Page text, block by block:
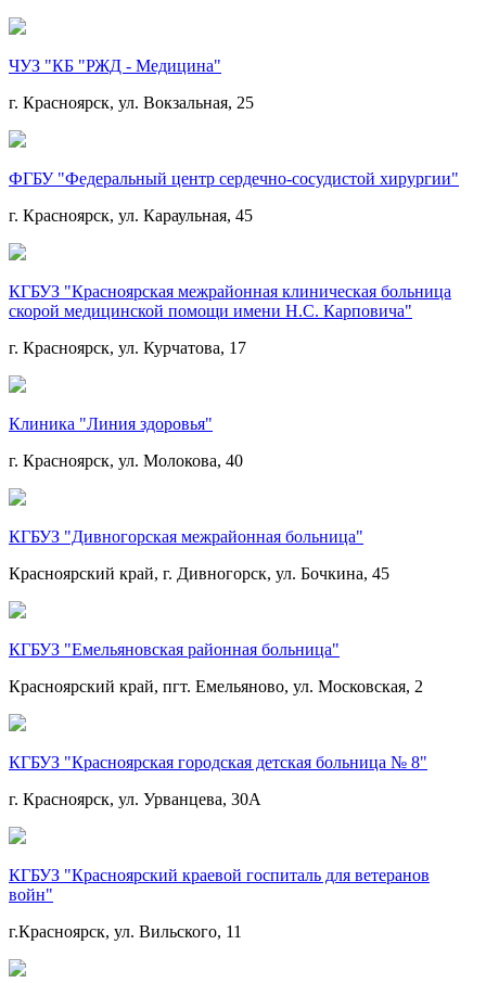
ЧУЗ "КБ "РЖД - Медицина"
г. Красноярск, ул. Вокзальная, 25
ФГБУ "Федеральный центр сердечно-сосудистой хирургии"
г. Красноярск, ул. Караульная, 45
КГБУЗ "Красноярская межрайонная клиническая больница
скорой медицинской помощи имени Н.С. Карповича"
г. Красноярск, ул. Курчатова, 17
Клиника "Линия здоровья"
г. Красноярск, ул. Молокова, 40
КГБУЗ "Дивногорская межрайонная больница"
Красноярский край, г. Дивногорск, ул. Бочкина, 45
КГБУЗ "Емельяновская районная больница"
Красноярский край, пгт. Емельяново, ул. Московская, 2
КГБУЗ "Красноярская городская детская больница № 8"
г. Красноярск, ул. Урванцева, 30А
КГБУЗ "Красноярский краевой госпиталь для ветеранов
войн"
г.Красноярск, ул. Вильского, 11